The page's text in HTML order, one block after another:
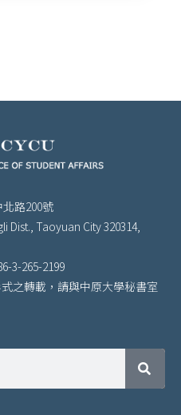
路200號
Dist., Taoyuan City 320314,
3-265-2199
之轉載，請與中原大學秘書室